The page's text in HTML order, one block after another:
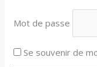
Mot de passe
Se souvenir de